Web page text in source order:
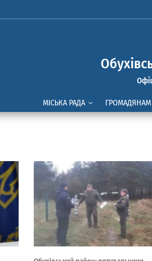
МІСЬКА РАДА ГРОМАДЯНАМ